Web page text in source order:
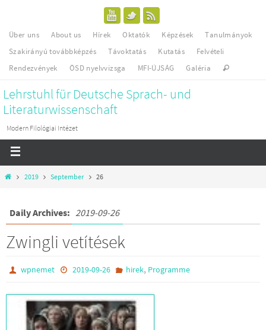
Über uns About us Hírek Oktatók Képzések
Tanulmányok
Szakirányú továbbképzés
Távoktatás Kutatás
Felvételi
Rendezvények
ÖSD nyelvvizsga MFI-ÚJSÁG Galéria
Lehrstuhl für Deutsche Sprach- und
Literaturwissenschaft
Modern Filológiai Intézet
2019 September 26
Daily Archives: 2019-09-26
Zwingli vetítések
wpnemet 2019-09-26 hirek, Programme